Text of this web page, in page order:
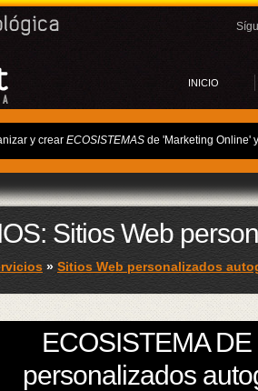
INICIO
y crear ECOSISTEMAS de 'Marketing Online'
Sitios Web
» Sitios Web personalizados
ECOSISTEMA
personalizados